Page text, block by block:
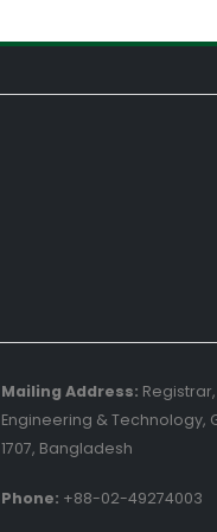
Mailing Address:
Engineering & Technology,
1707, Bangladesh
Phone: +88-02-49274003